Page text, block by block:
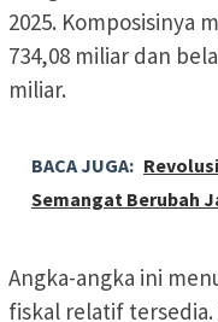
2025. Komposisinya
734,08 miliar dan
miliar.
BACA JUGA:
Semangat Berubah
Angka-angka ini
fiskal relatif